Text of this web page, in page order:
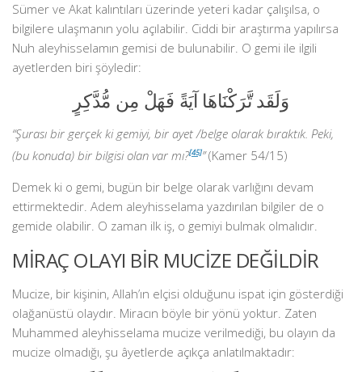
Sümer ve Akat kalıntıları üzerinde yeteri kadar çalışılsa, o
bilgilere ulaşmanın yolu açılabilir. Ciddi bir araştırma yapılırsa
Nuh aleyhisselamın gemisi de bulunabilir. O gemi ile ilgili
ayetlerden biri şöyledir:
وَلَقَد تَّرَكْنَاهَا آيَةً فَهَلْ مِن مُّدَّكِرٍ
“Şurası bir gerçek ki gemiyi, bir ayet /belge olarak bıraktık. Peki,
(bu konuda) bir bilgisi olan var mı?[45]”(Kamer 54/15)
Demek ki o gemi, bugün bir belge olarak varlığını devam
ettirmektedir. Adem aleyhisselama yazdırılan bilgiler de o
gemide olabilir. O zaman ilk iş, o gemiyi bulmak olmalıdır.
MİRAÇ OLAYI BİR MUCİZE DEĞİLDİR
Mucize, bir kişinin, Allah’ın elçisi olduğunu ispat için gösterdiği
olağanüstü olaydır. Miracın böyle bir yönü yoktur. Zaten
Muhammed aleyhisselama mucize verilmediği, bu olayın da
mucize olmadığı, şu âyetlerde açıkça anlatılmaktadır: